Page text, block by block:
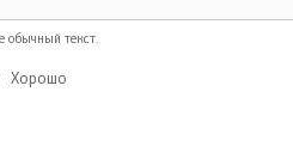
обычный текст.
Хорошо